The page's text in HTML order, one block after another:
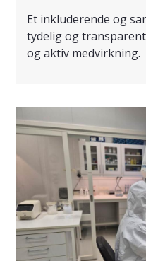
Et inkluderende og
tydelig og
og aktiv medvirkning.